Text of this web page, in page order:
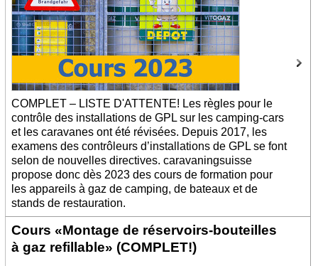
COMPLET – LISTE D'ATTENTE! Les règles pour le
contrôle des installations de GPL sur les camping-cars
et les caravanes ont été révisées. Depuis 2017, les
examens des contrôleurs d’installations de GPL se font
selon de nouvelles directives. caravaningsuisse
propose donc dès 2023 des cours de formation pour
les appareils à gaz de camping, de bateaux et de
stands de restauration.
Cours «Montage de réservoirs-bouteilles
à gaz refillable» (COMPLET!)